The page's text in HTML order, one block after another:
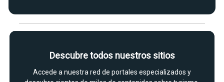
Descubre todos nuestros sitios
Accede a nuestra red de portales especializados y